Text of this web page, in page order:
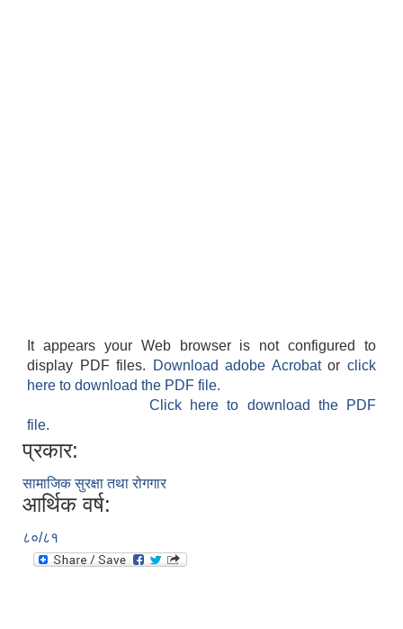
It appears your Web browser is not configured to
display PDF files.
Download adobe Acrobatorclick
here to download the PDF file.
Click here to download the PDF
file.
प्रकार:
सामाजिक सुरक्षा तथा रोगगार
आर्थिक वर्ष:
८०/८१